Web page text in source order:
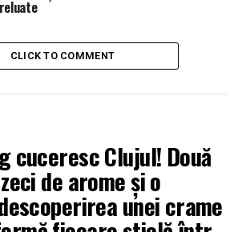
CLICK TO COMMENT
cuceresc Clujul! Două
de arome și o
unei crame